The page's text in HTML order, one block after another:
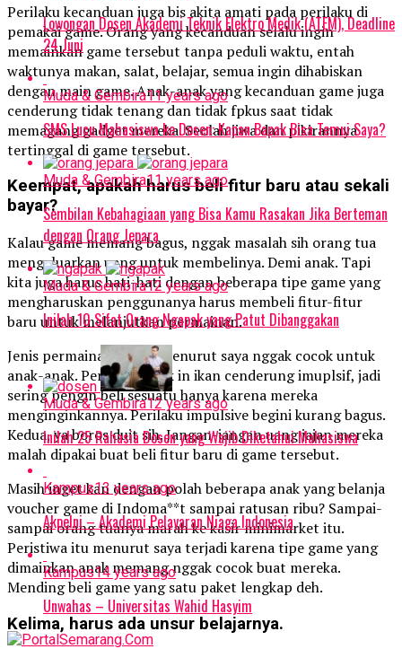
Perilaku kecanduan juga bis akita amati pada perilaku di
pemakai game. Orang yang kecanduan selalu ingin
memainkan game tersebut tanpa peduli waktu, entah
waktunya makan, salat, belajar, semua ingin dihabiskan
dengan main game. Anak-anak yang kecanduan game juga
cenderung tidak tenang dan tidak fpkus saat tidak
memagang gadget mereka. Seolah jiwa dan pikirannya
tertinggal di game tersebut.
Keempat, apakah harus beli fitur baru atau sekali
bayar?
Kalau game memang bagus, nggak masalah sih orang tua
mengeluarkan uang untuk membelinya. Demi anak. Tapi
kita juga harus hati-hati dengan beberapa tipe game yang
mengharuskan penggunanya harus membeli fitur-fitur
baru untuk melanjutkan permainan.
Jenis permainan begini menurut saya nggak cocok untuk
anak-anak. Pertama, anak in ikan cenderung imuplsif, jadi
sering pengin beli sesuatu hanya karena mereka
menginginkannya. Perilaku impulsive begini kurang bagus.
Kedua, ya boros duit sih. Jangan-jangan uang jajan mereka
malah dipakai buat beli fitur baru di game tersebut.
Masih inget kan dengan polah beberapa anak yang belanja
voucher game di Indoma**t sampai ratusan ribu? Sampai-
sampai orang tuanya marah ke kasir minimarket itu.
Peristiwa itu menurut saya terjadi karena tipe game yang
dimainkan anak memang nggak cocok buat mereka.
Mending beli game yang satu paket lengkap deh.
Kelima, harus ada unsur belajarnya.
Lowongan Dosen Akademi Teknik Elektro Medik (ATEM), Deadline
24 Juni
Muda & Gembira11 years ago
SMS Lucu Mahasiswa ke Dosen: Kapan Bapak Bisa Temui Saya?
Muda & Gembira11 years ago
Sembilan Kebahagiaan yang Bisa Kamu Rasakan Jika Berteman
dengan Orang Jepara
Muda & Gembira12 years ago
Inilah 10 Sifat Orang Ngapak yang Patut Dibanggakan
Muda & Gembira12 years ago
Inilah 25 Rahasia Dosen yang Wajib Diketahui Mahasiswa
Kampus13 years ago
Akpelni – Akademi Pelayaran Niaga Indonesia
Kampus14 years ago
Unwahas – Universitas Wahid Hasyim